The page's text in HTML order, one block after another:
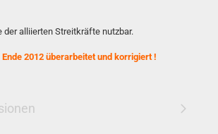
der alliierten Streitkräfte nutzbar.
2012 überarbeitet und korrigiert !